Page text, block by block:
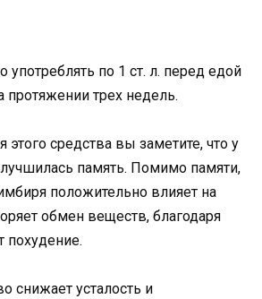
по 1 ст. л. перед едой
трех недель.
этого средства вы заметите, что у
память. Помимо памяти,
положительно влияет на
обмен веществ, благодаря
похудение.
снижает усталость и